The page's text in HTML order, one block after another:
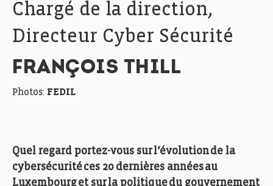
Chargé de la direction,
Directeur Cyber Sécurité
FRANÇOIS THILL
Photos: FEDIL
Quel regard portez-vous sur l’évolution de la
cybersécurité ces 20 dernières années au
Luxembourg et sur la politique du gouvernement